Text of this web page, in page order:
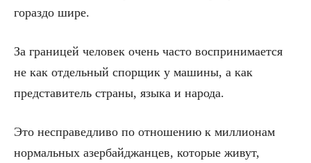
гораздо шире.
За границей человек очень часто воспринимается
не как отдельный спорщик у машины, а как
представитель страны, языка и народа.
Это несправедливо по отношению к миллионам
нормальных азербайджанцев, которые живут,